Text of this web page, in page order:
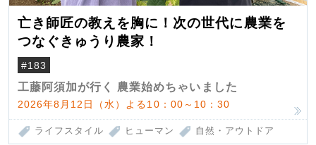
亡き師匠の教えを胸に！次の世代に農業を
つなぐきゅうり農家！
#183
工藤阿須加が行く 農業始めちゃいました
2026年8月12日（水）よる10：00～10：30
ライフスタイル ヒューマン 自然・アウトドア